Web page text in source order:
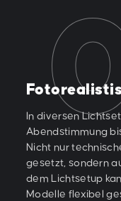
In diversen
Abendstimmung
Nicht nur
gesetzt, sondern
dem Lichtsetup
Modelle flexibel